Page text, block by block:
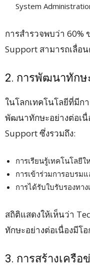
System
การสำรวจพบว่า 60%
Support สามารถเลื่อ
2. การพัฒนาทักษ
ในโลกเทคโนโลยีที่มีก
พัฒนาทักษะอย่างต่อเนื่
Support ซึ่งรวมถึง:
การเรียนรู้เทคโนโลยีใ
การเข้าร่วมการอบรม
การได้รับใบรับรองทา
สถิติแสดงให้เห็นว่า
ทักษะอย่างต่อเนื่องมีโ
3. การสร้างเครือ